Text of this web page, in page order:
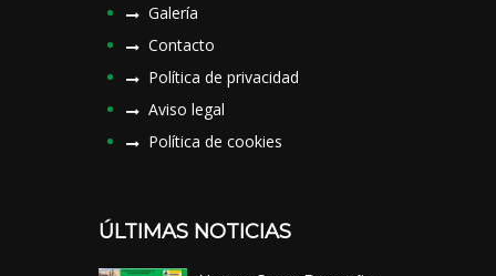
Galería
Contacto
Política de privacidad
Aviso legal
Política de cookies
ÚLTIMAS NOTICIAS